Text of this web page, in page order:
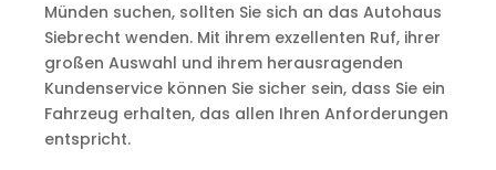
Münden suchen, sollten Sie sich an das Autohaus
Siebrecht wenden. Mit ihrem exzellenten Ruf, ihrer
großen Auswahl und ihrem herausragenden
Kundenservice können Sie sicher sein, dass Sie ein
Fahrzeug erhalten, das allen Ihren Anforderungen
entspricht.